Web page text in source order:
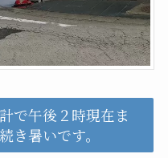
で午後２時現在ま
暑いです。